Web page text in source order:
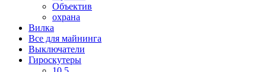
Объектив
охрана
Вилка
Все для майнинга
Выключатели
Гироскутеры